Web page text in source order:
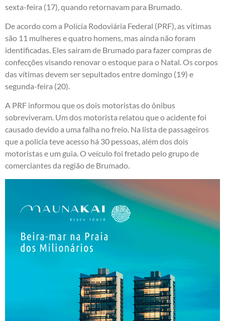
sexta-feira (17), quando retornavam para Brumado.
De acordo com a Polícia Rodoviária Federal (PRF), as vítimas
são 11 mulheres e quatro homens, mas ainda não foram
identificadas. Eles saíram de Brumado para fazer compras de
confecções visando renovar o estoque para o Natal. Os corpos
das vítimas devem ser sepultados entre domingo (19) e
segunda-feira (20).
A PRF informou que os dois motoristas do ônibus
sobreviveram. Um dos motorista relatou que o acidente foi
causado devido a uma falha no freio. Na lista de passageiros
que a polícia teve acesso há 30 pessoas, além dos dois
motoristas e um guia. O veículo foi fretado pelo grupo de
comerciantes da região de Brumado.